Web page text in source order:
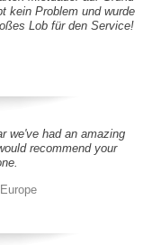
kein Problem und wurde
Lob für den Service!
we've had an amazing
recommend your